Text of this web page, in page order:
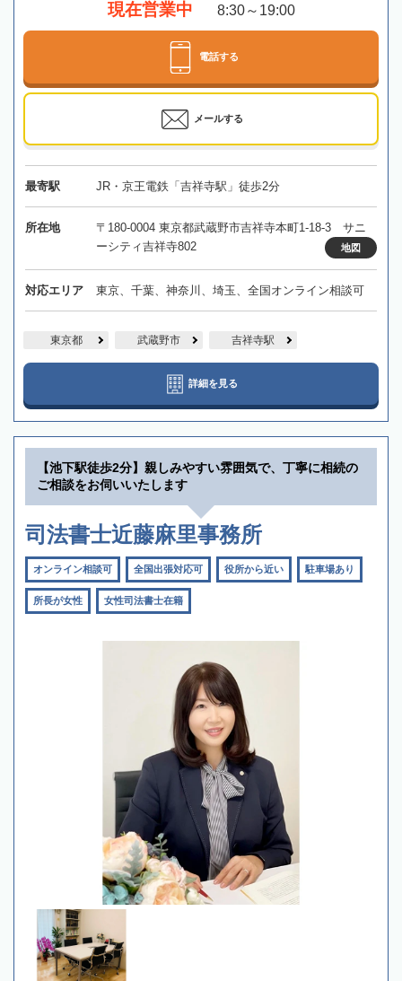
現在営業中 8:30～19:00
電話する
メールする
最寄駅 JR・京王電鉄「吉祥寺駅」徒歩2分
所在地
〒180-0004 東京都武蔵野市吉祥寺本町1-18-3 サニ
ーシティ吉祥寺802
地図
対応エリア 東京、千葉、神奈川、埼玉、全国オンライン相談可
東京都 武蔵野市 吉祥寺駅
詳細を見る
【池下駅徒歩2分】親しみやすい雰囲気で、丁寧に相続の
ご相談をお伺いいたします
司法書士近藤麻里事務所
オンライン相談可 全国出張対応可 役所から近い 駐車場あり
所長が女性 女性司法書士在籍